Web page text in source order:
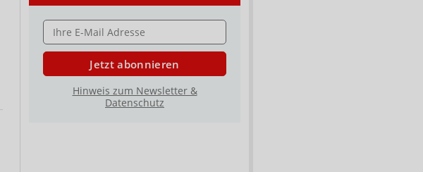
E-MAIL ADRESSE
Jetzt abonnieren
Hinweis zum Newsletter &
Datenschutz